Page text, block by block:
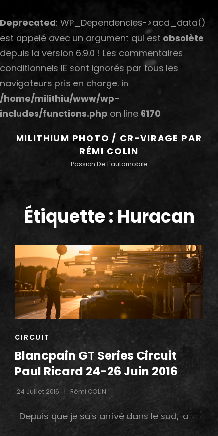
Deprecated: WP_Dependencies->add_data()
est appelé avec un argument qui est obsolète
depuis la version 6.9.0 ! Les commentaires
conditionnels IE sont ignorés par tous les
navigateurs pris en charge. in
/home/milithiu/www/wp-
includes/functions.php on line 6170
MILITHIUM PHOTO / CR-VIRAGE PAR
RÉMI COLIN
Passion De L'automobile
Étiquette : Huracan
CAT
CIRCUIT
Blancpain GT Series Circuit
Paul Ricard 24-26 Juin 2016
24 Juillet 2016 Rémi COLIN
Depuis que je suis arrivé dans le sud, la